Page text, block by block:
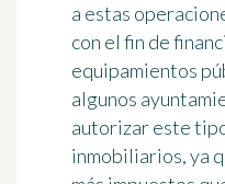
a estas
con el fin de
equipamientos
algunos
autorizar este
inmobiliarios, ya